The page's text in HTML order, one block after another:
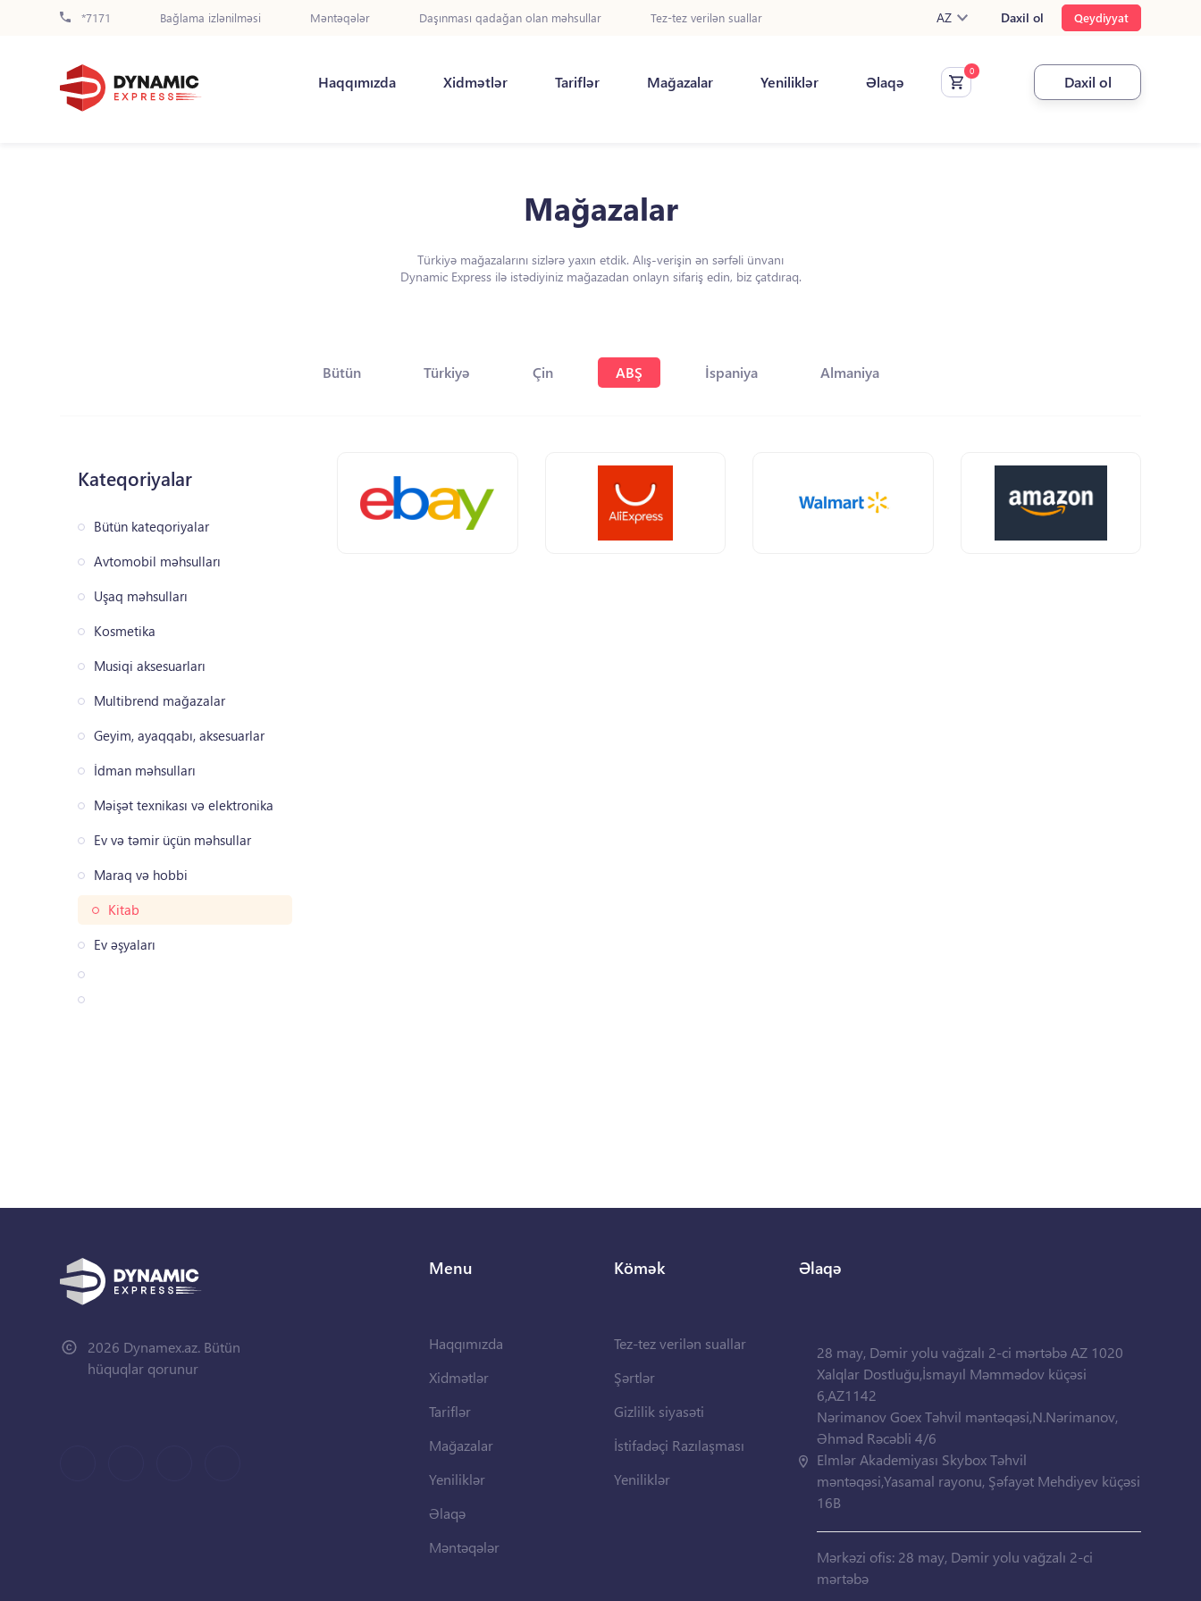
*7171 Bağlama izlənilməsi Məntəqələr Daşınması qadağan olan məhsullar Tez-tez verilən suallar AZ Daxil ol Qeydiyyat
Haqqımızda Xidmətlər Tariflər Mağazalar Yeniliklər Əlaqə Daxil ol
Mağazalar
Türkiyə mağazalarını sizlərə yaxın etdik. Alış-verişin ən sərfəli ünvanı
Dynamic Express ilə istədiyiniz mağazadan onlayn sifariş edin, biz çatdıraq.
Bütün Türkiyə Çin ABŞ İspaniya Almaniya
Kateqoriyalar
Bütün kateqoriyalar
Avtomobil məhsulları
Uşaq məhsulları
Kosmetika
Musiqi aksesuarları
Multibrend mağazalar
Geyim, ayaqqabı, aksesuarlar
İdman məhsulları
Məişət texnikası və elektronika
Ev və təmir üçün məhsullar
Maraq və hobbi
Kitab
Ev əşyaları
2026 Dynamex.az. Bütün
hüquqlar qorunur
Menu
Haqqımızda
Xidmətlər
Tariflər
Mağazalar
Yeniliklər
Əlaqə
Məntəqələr
Kömək
Tez-tez verilən suallar
Şərtlər
Gizlilik siyasəti
İstifadəçi Razılaşması
Yeniliklər
Əlaqə
28 may, Dəmir yolu vağzalı 2-ci mərtəbə AZ 1020
Xalqlar Dostluğu,İsmayıl Məmmədov küçəsi
6,AZ1142
Nərimanov Goex Təhvil məntəqəsi,N.Nərimanov,
Əhməd Rəcəbli 4/6
Elmlər Akademiyası Skybox Təhvil
məntəqəsi,Yasamal rayonu, Şəfayət Mehdiyev küçəsi
16B
Mərkəzi ofis: 28 may, Dəmir yolu vağzalı 2-ci
mərtəbə